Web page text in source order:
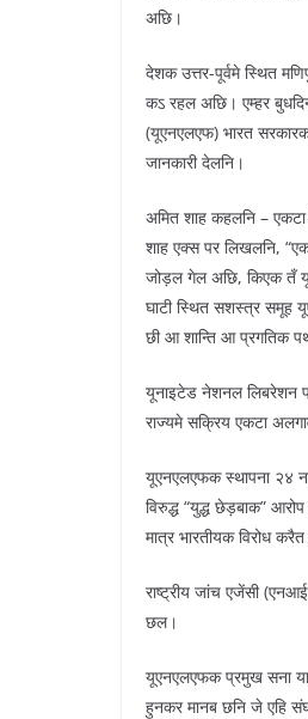
अछि।
देशक उत्तर-पूर्वमे स्थित
कऽ रहल अछि। एम्हर
(यूएनएलएफ) भारत
जानकारी देलनि।
अमित शाह कहलनि – एकटा
शाह एक्स पर लिखलनि,
जोड़ल गेल अछि, किएक तँ
घाटी स्थित सशस्त्र समूह
छी आ शान्ति आ प्रगतिक
यूनाइटेड नेशनल लिबरेशन
राज्यमे सक्रिय एकटा
यूएनएलएफक स्थापना २४
विरुद्ध “युद्ध छेड़बाक”
मात्र भारतीयक विरोध
राष्ट्रीय जांच एजेंसी
छल।
यूएनएलएफक प्रमुख सना
हुनकर मानब छनि जे एहि